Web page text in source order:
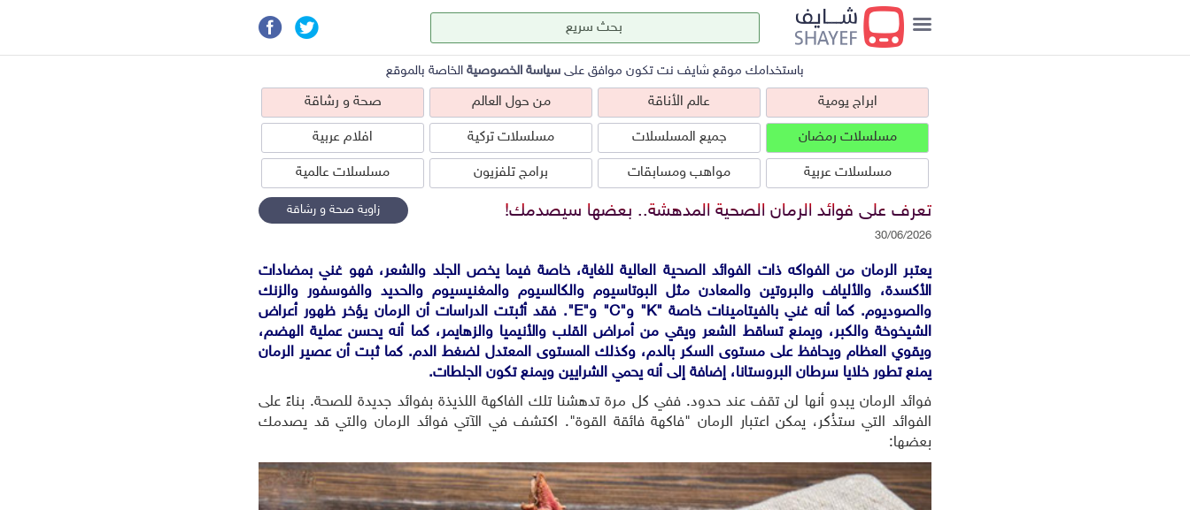
ابراج يومية عالم الأناقة من حول العالم صحة و رشاقة
باستخدامك موقع شايف نت تكون موافق على سياسة الخصوصية الخاصة بالموقع
ابراج يومية عالم الأناقة من حول العالم صحة و رشاقة
مسلسلات رمضان جميع المسلسلات مسلسلات تركية افلام عربية
مسلسلات عربية مواهب ومسابقات برامج تلفزيون مسلسلات عالمية
تعرف على فوائد الرمان الصحية المدهشة.. بعضها سيصدمك! زاوية صحة و رشاقة
30/06/2026
يعتبر الرمان من الفواكه ذات الفوائد الصحية العالية للغاية، خاصة فيما يخص الجلد والشعر، فهو غني بمضادات
الأكسدة، والألياف والبروتين والمعادن مثل البوتاسيوم والكالسيوم والمغنيسيوم والحديد والفوسفور والزنك
والصوديوم. كما أنه غني بالفيتامينات خاصة "K" و"C" و"E". فقد أثبتت الدراسات أن الرمان يؤخر ظهور أعراض
الشيخوخة والكبر، ويمنع تساقط الشعر ويقي من أمراض القلب والأنيميا والزهايمر، كما أنه يحسن عملية الهضم،
ويقوي العظام ويحافظ على مستوى السكر بالدم، وكذلك المستوى المعتدل لضغط الدم. كما ثبت أن عصير الرمان
يمنع تطور خلايا سرطان البروستانا، إضافة إلى أنه يحمي الشرايين ويمنع تكون الجلطات.
فوائد الرمان يبدو أنها لن تقف عند حدود. ففي كل مرة تدهشنا تلك الفاكهة اللذيذة بفوائد جديدة للصحة. بناءً على
الفوائد التي ستذُكر، يمكن اعتبار الرمان "فاكهة فائقة القوة". اكتشف في الآتي فوائد الرمان والتي قد يصدمك
بعضها: